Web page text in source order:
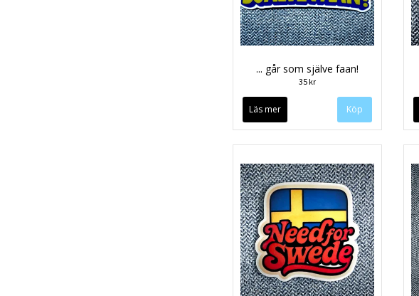
... går som själve faan!
35 kr
Läs mer